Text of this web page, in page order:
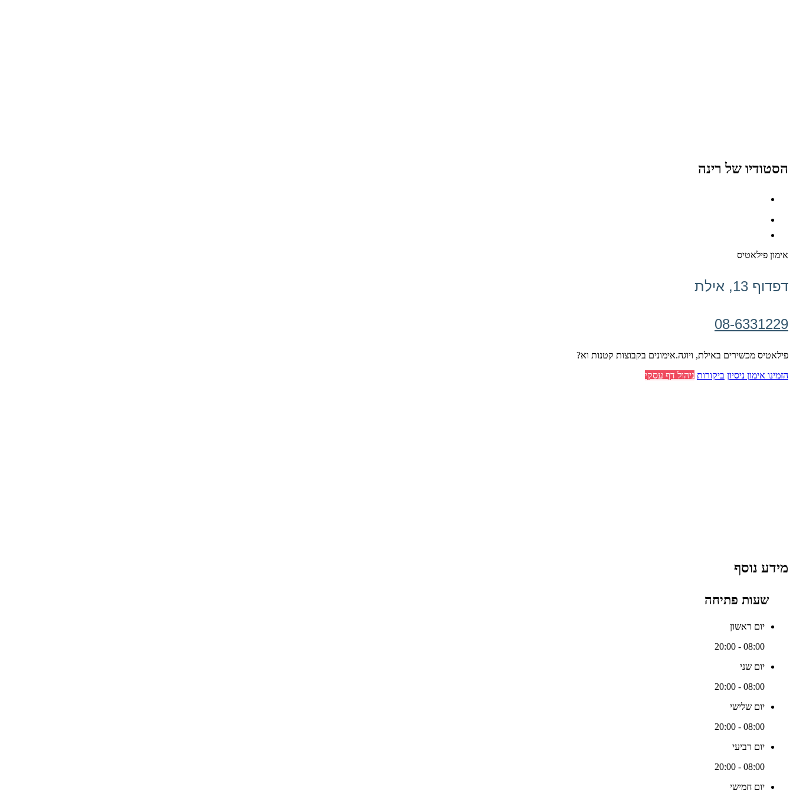
הסטודיו של רינה
אימון פילאטיס
דפדוף 13, אילת
08-6331229
פילאטיס מכשירים באילת, ויוגה.אימונים בקבוצות קטנות וא?
הזמינו אימון ניסיון ביקורות ניהול דף עסקי
מידע נוסף
שעות פתיחה
יום ראשון
08:00 - 20:00
יום שני
08:00 - 20:00
יום שלישי
08:00 - 20:00
יום רביעי
08:00 - 20:00
יום חמישי